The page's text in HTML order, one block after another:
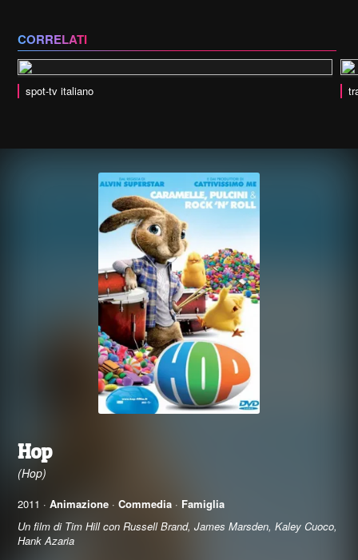
CORRELATI
spot-tv italiano
Hop
(Hop)
2011 · Animazione ·Commedia · Famiglia
Un film di Tim Hill con Russell Brand, James Marsden, Kaley Cuoco,
Hank Azaria